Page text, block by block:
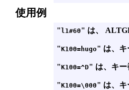
使用例
" l1#60" は、
"K100=hugo" は、キ
"K100=^D" は、キー
"K100=\000" は、キ